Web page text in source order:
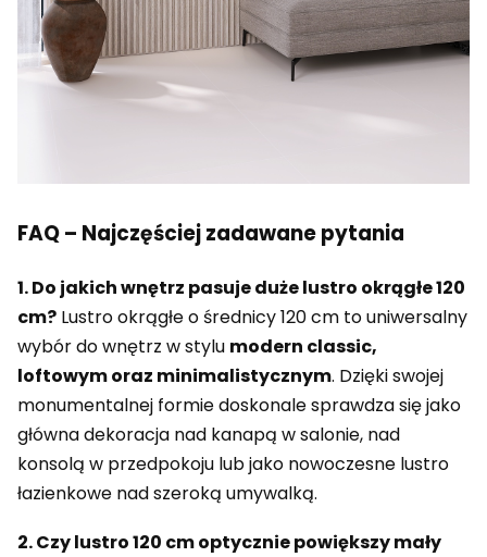
FAQ – Najczęściej zadawane pytania
1. Do jakich wnętrz pasuje duże lustro okrągłe 120
cm? Lustro okrągłe o średnicy 120 cm to uniwersalny
wybór do wnętrz w stylu modern classic,
loftowym oraz minimalistycznym. Dzięki swojej
monumentalnej formie doskonale sprawdza się jako
główna dekoracja nad kanapą w salonie, nad
konsolą w przedpokoju lub jako nowoczesne lustro
łazienkowe nad szeroką umywalką.
2. Czy lustro 120 cm optycznie powiększy mały